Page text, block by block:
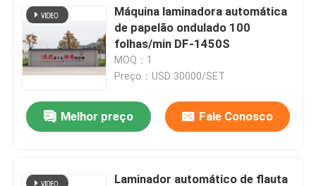
Máquina laminadora automática
de papelão ondulado 100
folhas/min DF-1450S
MOQ：1
Preço：USD 30000/SET
Melhor preço Fale Conosco
Laminador automático de flauta